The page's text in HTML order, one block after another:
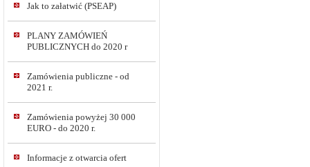
Jak to załatwić (PSEAP)
PLANY ZAMÓWIEŃ
PUBLICZNYCH do 2020 r
Zamówienia publiczne - od
2021 r.
Zamówienia powyżej 30 000
EURO - do 2020 r.
Informacje z otwarcia ofert